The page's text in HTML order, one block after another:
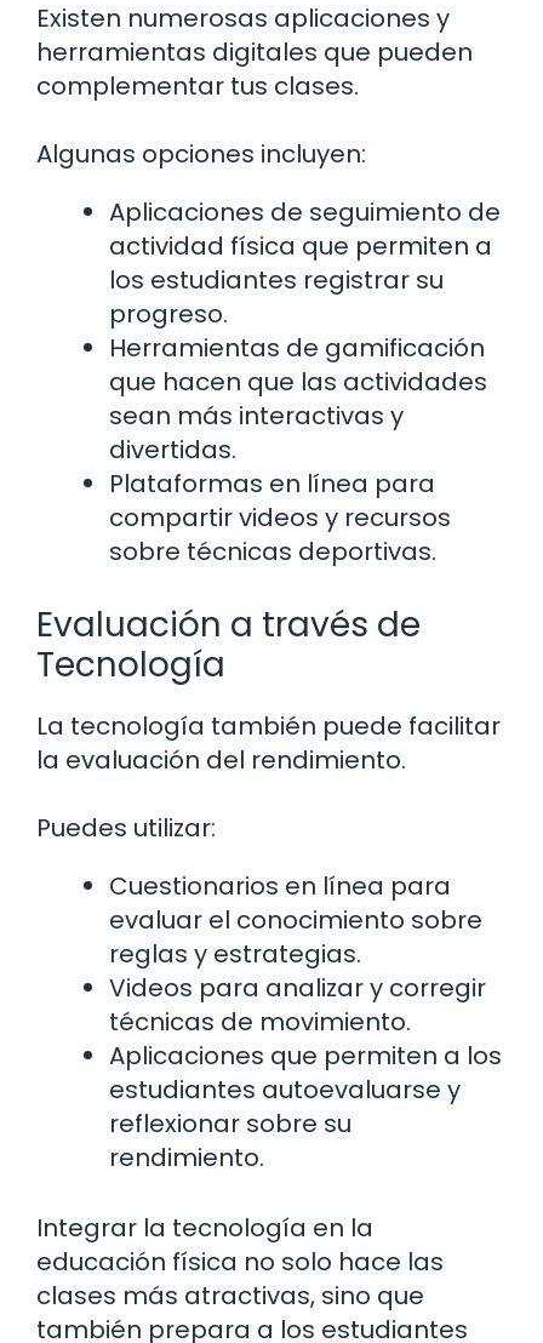
Existen numerosas aplicaciones y
herramientas digitales que pueden
complementar tus clases.
Algunas opciones incluyen:
Aplicaciones de seguimiento de
actividad física que permiten a
los estudiantes registrar su
progreso.
Herramientas de gamificación
que hacen que las actividades
sean más interactivas y
divertidas.
Plataformas en línea para
compartir videos y recursos
sobre técnicas deportivas.
Evaluación a través de
Tecnología
La tecnología también puede facilitar
la evaluación del rendimiento.
Puedes utilizar:
Cuestionarios en línea para
evaluar el conocimiento sobre
reglas y estrategias.
Videos para analizar y corregir
técnicas de movimiento.
Aplicaciones que permiten a los
estudiantes autoevaluarse y
reflexionar sobre su
rendimiento.
Integrar la tecnología en la
educación física no solo hace las
clases más atractivas, sino que
también prepara a los estudiantes